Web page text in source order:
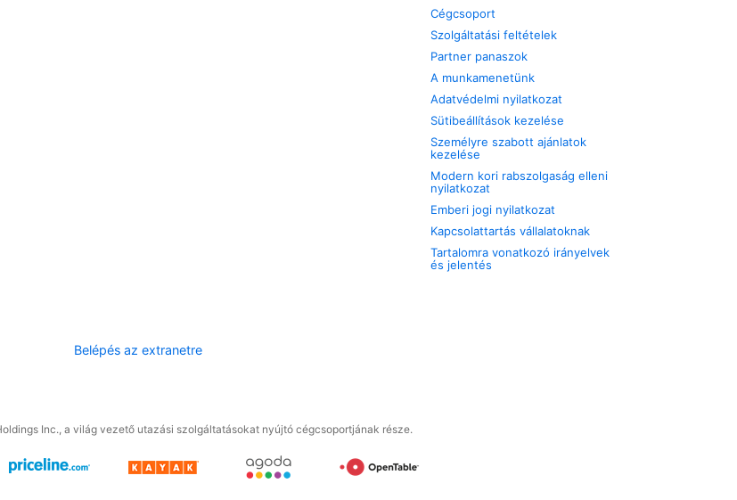
Cégcsoport
Szolgáltatási feltételek
Partner panaszok
A munkamenetünk
Adatvédelmi nyilatkozat
Sütibeállítások kezelése
Személyre szabott ajánlatok
kezelése
Modern kori rabszolgaság elleni
nyilatkozat
Emberi jogi nyilatkozat
Kapcsolattartás vállalatoknak
Tartalomra vonatkozó irányelvek
és jelentés
Belépés az extranetre
Inc., a világ vezető utazási szolgáltatásokat nyújtó cégcsoportjának része.